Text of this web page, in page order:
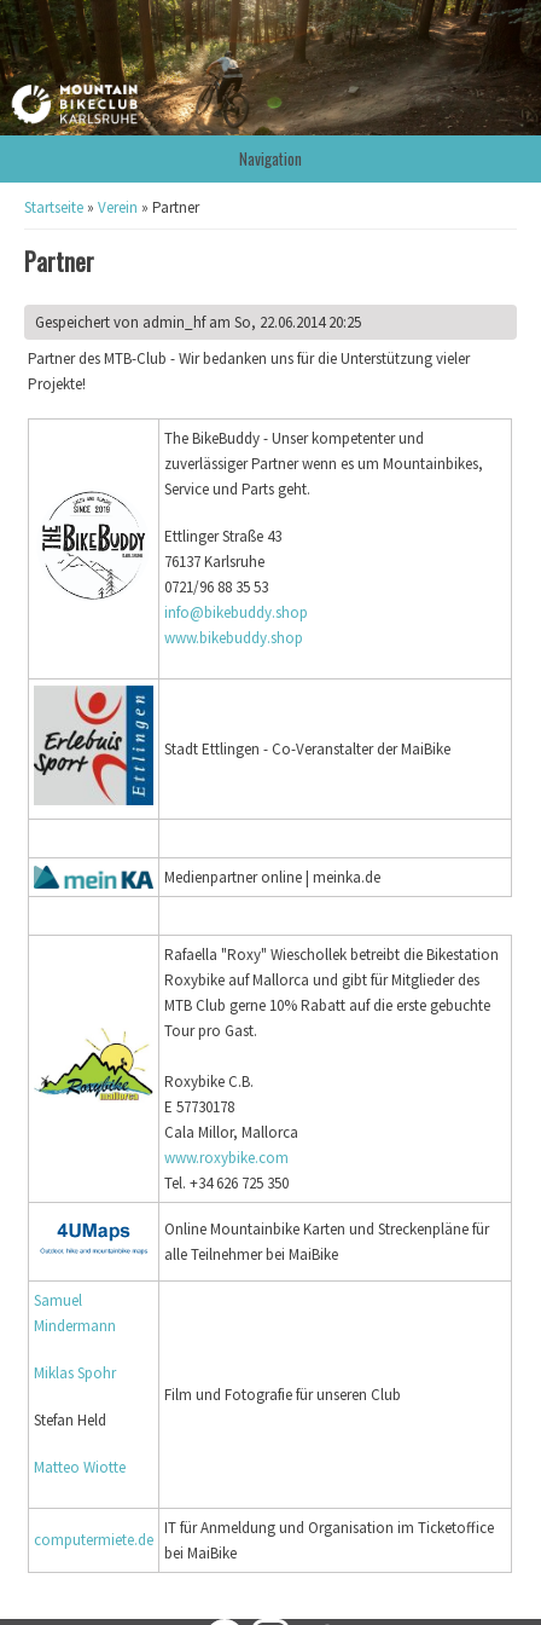
Navigation
Sie sind hier
Startseite » Verein » Partner
Partner
Gespeichert von admin_hfam So, 22.06.2014 20:25
Partner des MTB-Club - Wir bedanken uns für die Unterstützung vieler
Projekte!
The BikeBuddy - Unser kompetenter und
zuverlässiger Partner wenn es um Mountainbikes,
Service und Parts geht.
Ettlinger Straße 43
76137 Karlsruhe
0721/96 88 35 53
info@bikebuddy.shop
www.bikebuddy.shop
Stadt Ettlingen - Co-Veranstalter der MaiBike
Medienpartner online | meinka.de
Rafaella "Roxy" Wieschollek betreibt die Bikestation
Roxybike auf Mallorca und gibt für Mitglieder des
MTB Club gerne 10% Rabatt auf die erste gebuchte
Tour pro Gast.
Roxybike C.B.
E 57730178
Cala Millor, Mallorca
www.roxybike.com
Tel. +34 626 725 350
Online Mountainbike Karten und Streckenpläne für
alle Teilnehmer bei MaiBike
Samuel
Mindermann
Miklas Spohr
Stefan Held
Matteo Wiotte
Film und Fotografie für unseren Club
computermiete.de
IT für Anmeldung und Organisation im Ticketoffice
bei MaiBike